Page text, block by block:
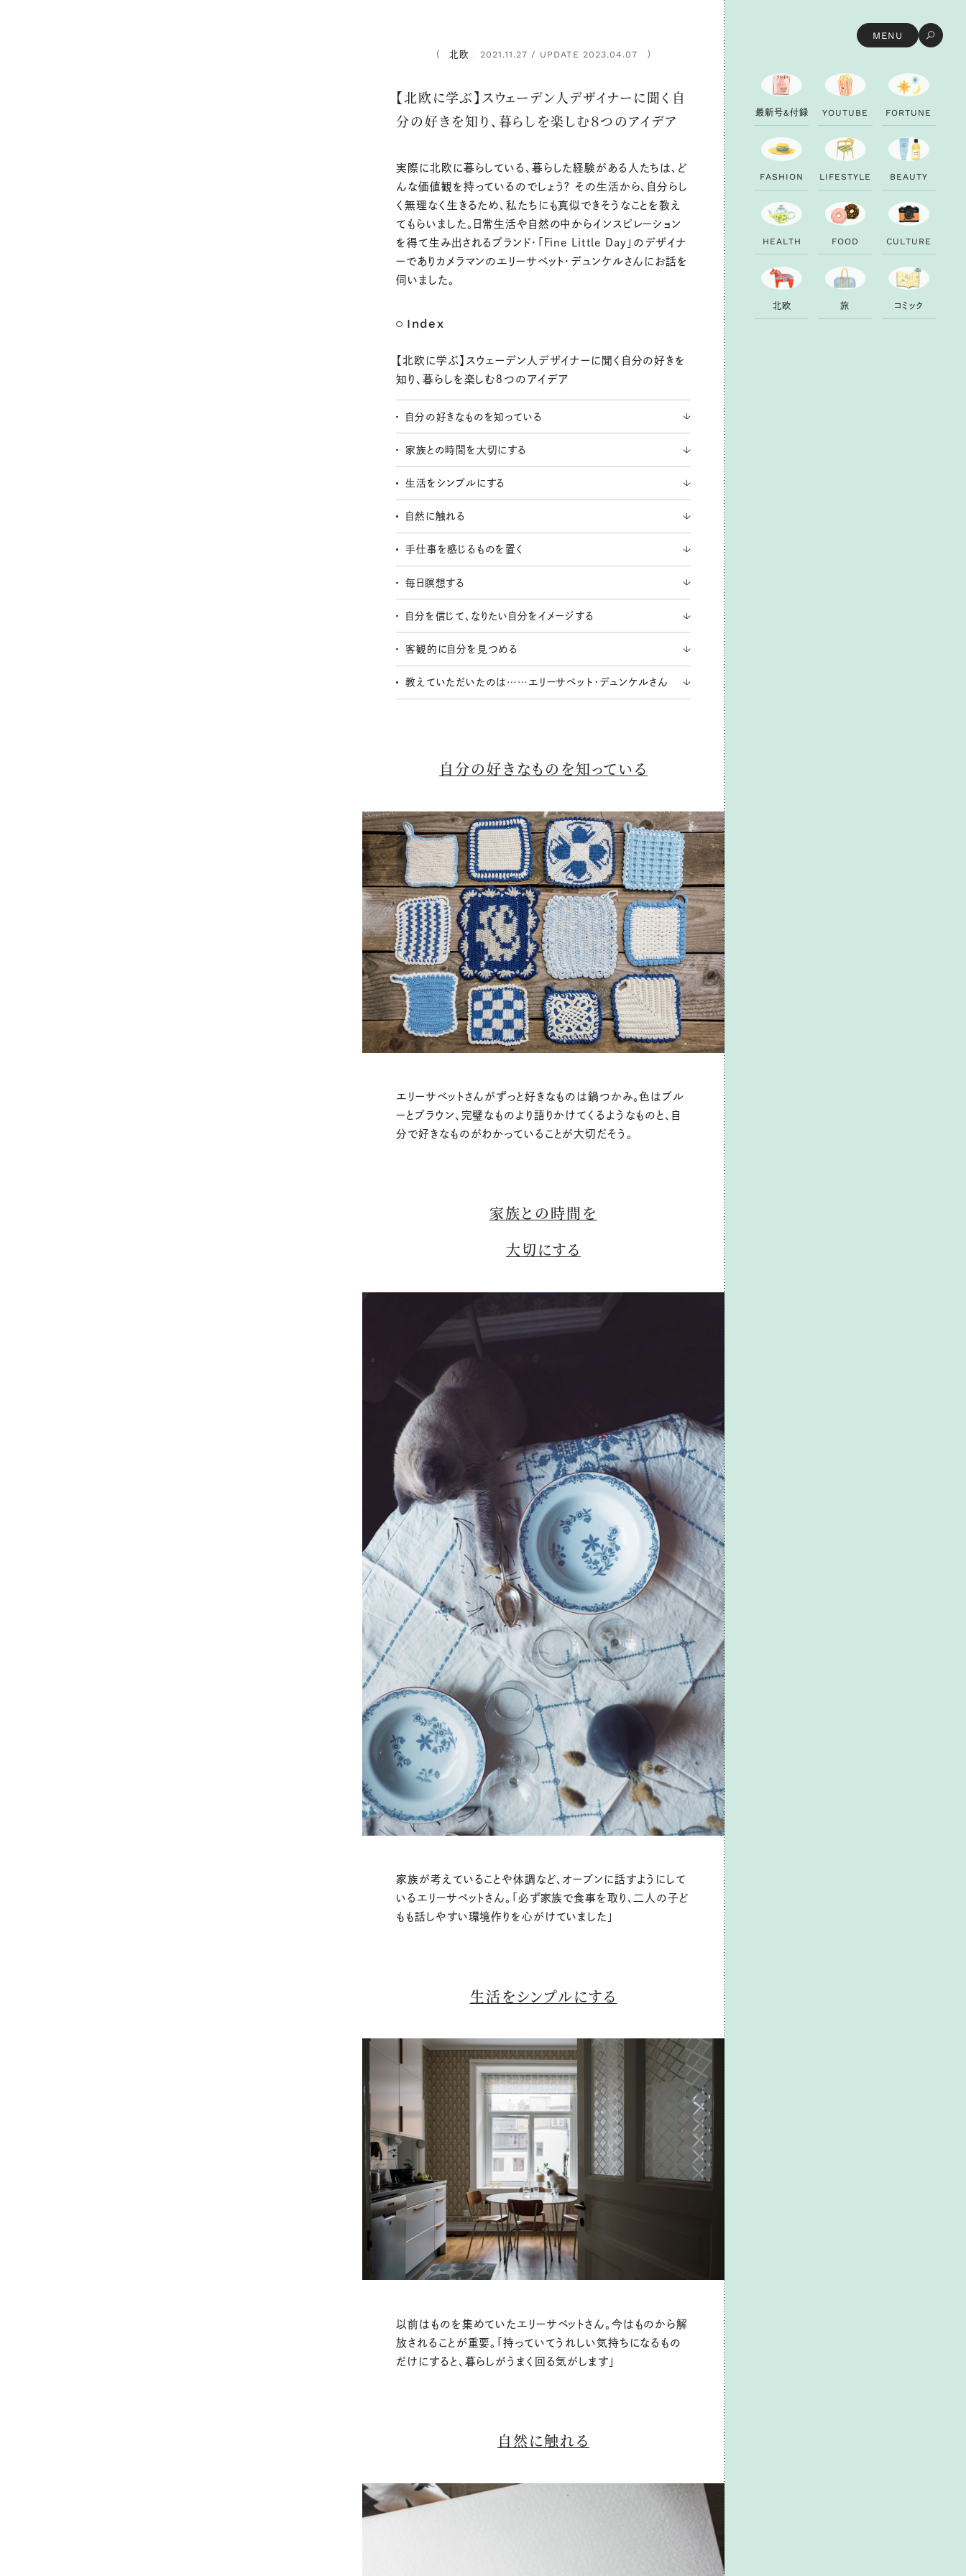
MENU
北欧
： 2021.11.27 / UPDATE 2023.04.07
【北欧に学ぶ】スウェーデン人デザイナーに聞く自
分の好きを知り、暮らしを楽しむ８つのアイデア
実際に北欧に暮らしている、暮らした経験がある人たちは、ど
んな価値観を持っているのでしょう？ その生活から、自分らし
く無理なく生きるため、私たちにも真似できそうなことを教え
てもらいました。日常生活や自然の中からインスピレーション
を得て生み出されるブランド・「Fine Little Day」のデザイナ
ーでありカメラマンのエリーサベット・デュンケルさんにお話を
伺いました。
Index
【北欧に学ぶ】スウェーデン人デザイナーに聞く自分の好きを
知り、暮らしを楽しむ８つのアイデア
自分の好きなものを知っている
家族との時間を大切にする
生活をシンプルにする
自然に触れる
手仕事を感じるものを置く
毎日瞑想する
自分を信じて、なりたい自分をイメージする
客観的に自分を見つめる
教えていただいたのは……エリーサベット・デュンケルさん
自分の好きなものを知っている
エリーサベットさんがずっと好きなものは鍋つかみ。色はブル
ーとブラウン、完璧なものより語りかけてくるようなものと、自
分で好きなものがわかっていることが大切だそう。
家族との時間を
大切にする
家族が考えていることや体調など、オープンに話すようにして
いるエリーサベットさん。「必ず家族で食事を取り、二人の子ど
もも話しやすい環境作りを心がけていました」
生活をシンプルにする
以前はものを集めていたエリーサベットさん。今はものから解
放されることが重要。「持っていてうれしい気持ちになるもの
だけにすると、暮らしがうまく回る気がします」
自然に触れる
最新号&付録 YOUTU B E FORTU N E
FAS H ION LI FESTYLE B EAUTY
H EALTH FOOD CU LTU RE
北欧 旅 コ ミ ック